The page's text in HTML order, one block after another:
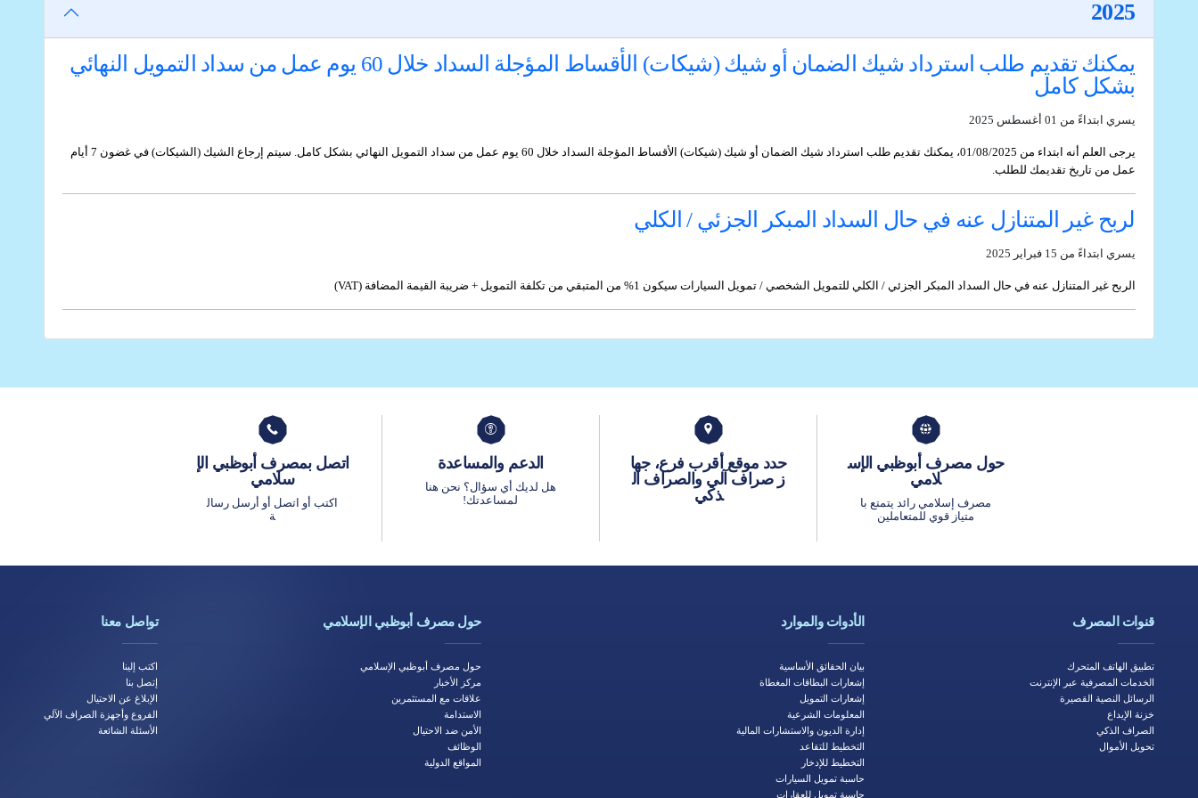
2025
يمكنك تقديم طلب استرداد شيك الضمان أو شيك (شيكات) الأقساط المؤجلة السداد خلال 60 يوم عمل من سداد التمويل النهائي
بشكل كامل
يسري ابتداءً من 01 أغسطس 2025
يرجى العلم أنه ابتداء من 01/08/2025، يمكنك تقديم طلب استرداد شيك الضمان أو شيك (شيكات) الأقساط المؤجلة السداد خلال 60 يوم عمل من سداد التمويل النهائي بشكل كامل. سيتم إرجاع الشيك (الشيكات) في غضون 7 أيام
عمل من تاريخ تقديمك للطلب.
لربح غير المتنازل عنه في حال السداد المبكر الجزئي / الكلي
يسري ابتداءً من 15 فبراير 2025
الربح غير المتنازل عنه في حال السداد المبكر الجزئي / الكلي للتمويل الشخصي / تمويل السيارات سيكون 1% من المتبقي من تكلفة التمويل + ضريبة القيمة المضافة (VAT)
حول مصرف أبوظبي الإس
لامي
مصرف إسلامي رائد يتمتع با
متياز قوي للمتعاملين
حدد موقع أقرب فرع، جها
ز صراف آلي والصراف ال
ذكي
الدعم والمساعدة
هل لديك أي سؤال؟ نحن هنا
لمساعدتك!
اتصل بمصرف أبوظبي الإ
سلامي
اكتب أو اتصل أو أرسل رسال
ة
قنوات المصرف
تطبيق الهاتف المتحرك
الخدمات المصرفية عبر الإنترنت
الرسائل النصية القصيرة
خزنة الإيداع
الصراف الذكي
تحويل الأموال
الأدوات والموارد
بيان الحقائق الأساسية
إشعارات البطاقات المغطاة
إشعارات التمويل
المعلومات الشرعية
إدارة الديون والاستشارات المالية
التخطيط للتقاعد
التخطيط للإدخار
حاسبة تمويل السيارات
حاسبة تمو​يل للعقارات​​​​​
حول مصرف أبوظبي الإسلامي
حول مصرف أبوظبي الإسلامي
مركز الأخبار
علاقات مع المستثمرين
الاستدامة
الأمن ضد الاحتيال
الوظائف
المواقع الدولية
تواصل معنا
اكتب إلينا
إتصل بنا
الإبلاغ عن الاحتيال
الفروع وأجهزة الصراف الآلي
الأسئلة الشائعة